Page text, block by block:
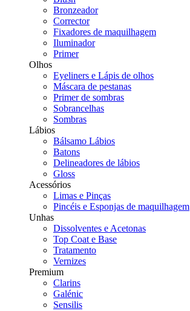
Bronzeador
Corrector
Fixadores de maquilhagem
Iluminador
Primer
Olhos
Eyeliners e Lápis de olhos
Máscara de pestanas
Primer de sombras
Sobrancelhas
Sombras
Lábios
Bálsamo Lábios
Batons
Delineadores de lábios
Gloss
Acessórios
Limas e Pinças
Pincéis e Esponjas de maquilhagem
Unhas
Dissolventes e Acetonas
Top Coat e Base
Tratamento
Vernizes
Premium
Clarins
Galénic
Sensilis